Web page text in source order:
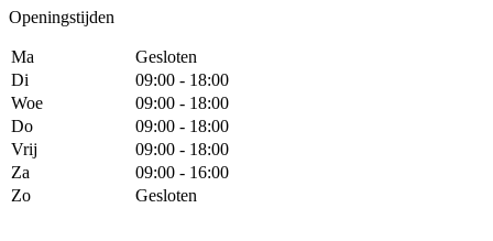
Openingstijden
Ma
Gesloten
Di
09:00 - 18:00
Woe
09:00 - 18:00
Do
09:00 - 18:00
Vrij
09:00 - 18:00
Za
09:00 - 16:00
Zo
Gesloten